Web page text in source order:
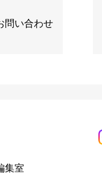
問い合わせ
集室